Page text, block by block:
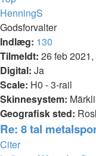
HenningS
Godsforvalter
Indlæg: 130
Tilmeldt: 26 feb
Digital: Ja
Scale: H0 - 3-rail
Skinnesystem:
Geografisk sted:
Re: 8 tal
Citer